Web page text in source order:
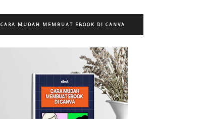
CARA MUDAH MEMBUAT EBOOK DI CANVA